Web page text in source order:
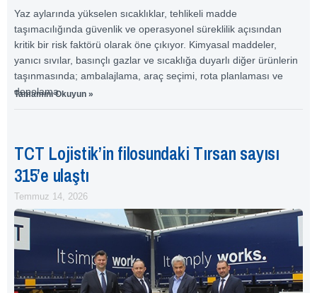
Yaz aylarında yükselen sıcaklıklar, tehlikeli madde
taşımacılığında güvenlik ve operasyonel süreklilik açısından
kritik bir risk faktörü olarak öne çıkıyor. Kimyasal maddeler,
yanıcı sıvılar, basınçlı gazlar ve sıcaklığa duyarlı diğer ürünlerin
taşınmasında; ambalajlama, araç seçimi, rota planlaması ve
depolama
Tamamını Okuyun »
TCT Lojistik’in filosundaki Tırsan sayısı
315’e ulaştı
Temmuz 14, 2026